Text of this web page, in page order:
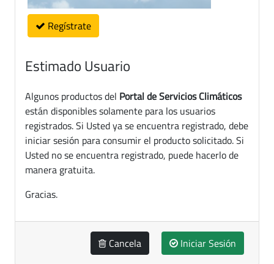
Regístrate
Estimado Usuario
Algunos productos del Portal de Servicios Climáticos
están disponibles solamente para los usuarios
registrados. Si Usted ya se encuentra registrado, debe
iniciar sesión para consumir el producto solicitado. Si
Usted no se encuentra registrado, puede hacerlo de
manera gratuita.
Gracias.
Cancela Iniciar Sesión